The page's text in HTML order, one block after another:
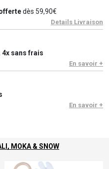
dès 59,90€
Details Livraison
4x sans frais
En savoir +
En savoir +
MOKA & SNOW